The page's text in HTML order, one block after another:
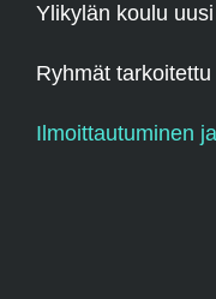
Ylikylän koulu
Ryhmät
Ilmoittautuminen